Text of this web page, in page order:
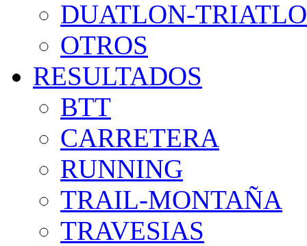
DUATLON-
OTROS
RESULTADOS
BTT
CARRETERA
RUNNING
TRAIL-MONTAÑA
TRAVESIAS